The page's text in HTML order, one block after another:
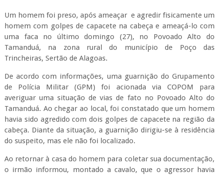
Um homem foi preso, após ameaçar e agredir fisicamente um
homem com golpes de capacete na cabeça e ameaçá-lo com
uma faca no último domingo (27), no Povoado Alto do
Tamanduá, na zona rural do município de Poço das
Trincheiras, Sertão de Alagoas.
De acordo com informações, uma guarnição do Grupamento
de Polícia Militar (GPM) foi acionada via COPOM para
averiguar uma situação de vias de fato no Povoado Alto do
Tamanduá. Ao chegar ao local, foi constatado que um homem
havia sido agredido com dois golpes de capacete na região da
cabeça. Diante da situação, a guarnição dirigiu-se à residência
do suspeito, mas ele não foi localizado.
Ao retornar à casa do homem para coletar sua documentação,
o irmão informou, montado a cavalo, que o agressor havia